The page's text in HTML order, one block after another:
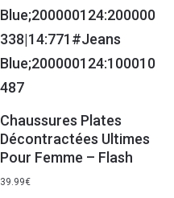
Chaussures Plates
Décontractées Ultimes
Pour Femme – Flash
39.99€